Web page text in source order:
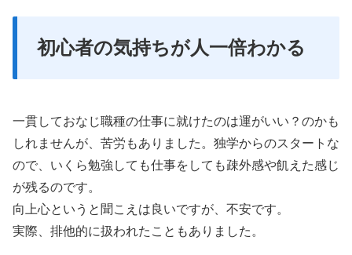
初心者の気持ちが人一倍わかる
一貫しておなじ職種の仕事に就けたのは運がいい？のかも
しれませんが、苦労もありました。独学からのスタートな
ので、いくら勉強しても仕事をしても疎外感や飢えた感じ
が残るのです。
向上心というと聞こえは良いですが、不安です。
実際、排他的に扱われたこともありました。